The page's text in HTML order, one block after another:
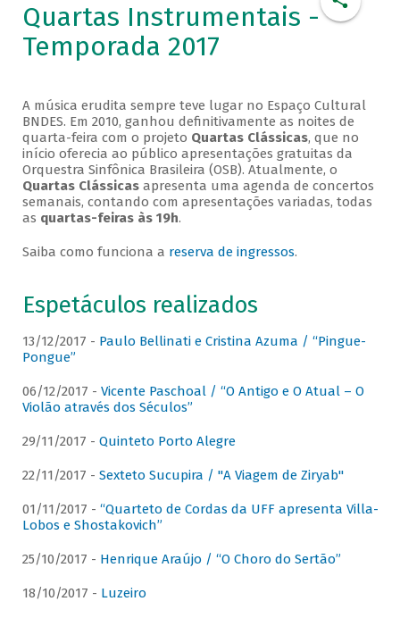
Quartas Instrumentais -
Temporada 2017
A música erudita sempre teve lugar no Espaço Cultural
BNDES. Em 2010, ganhou definitivamente as noites de
quarta-feira com o projeto Quartas Clássicas, que no
início oferecia ao público apresentações gratuitas da
Orquestra Sinfônica Brasileira (OSB). Atualmente, o
Quartas Clássicasapresenta uma agenda de concertos
semanais, contando com apresentações variadas, todas
as quartas-feiras às 19h.
Saiba como funciona a reserva de ingressos.
Espetáculos realizados
13/12/2017 - Paulo Bellinati e Cristina Azuma / “Pingue-
Pongue”
06/12/2017 - Vicente Paschoal / “O Antigo e O Atual – O
Violão através dos Séculos”
29/11/2017 - Quinteto Porto Alegre
22/11/2017 - Sexteto Sucupira / "A Viagem de Ziryab"
01/11/2017 - “Quarteto de Cordas da UFF apresenta Villa-
Lobos e Shostakovich”
25/10/2017 - Henrique Araújo / “O Choro do Sertão”
18/10/2017 - Luzeiro